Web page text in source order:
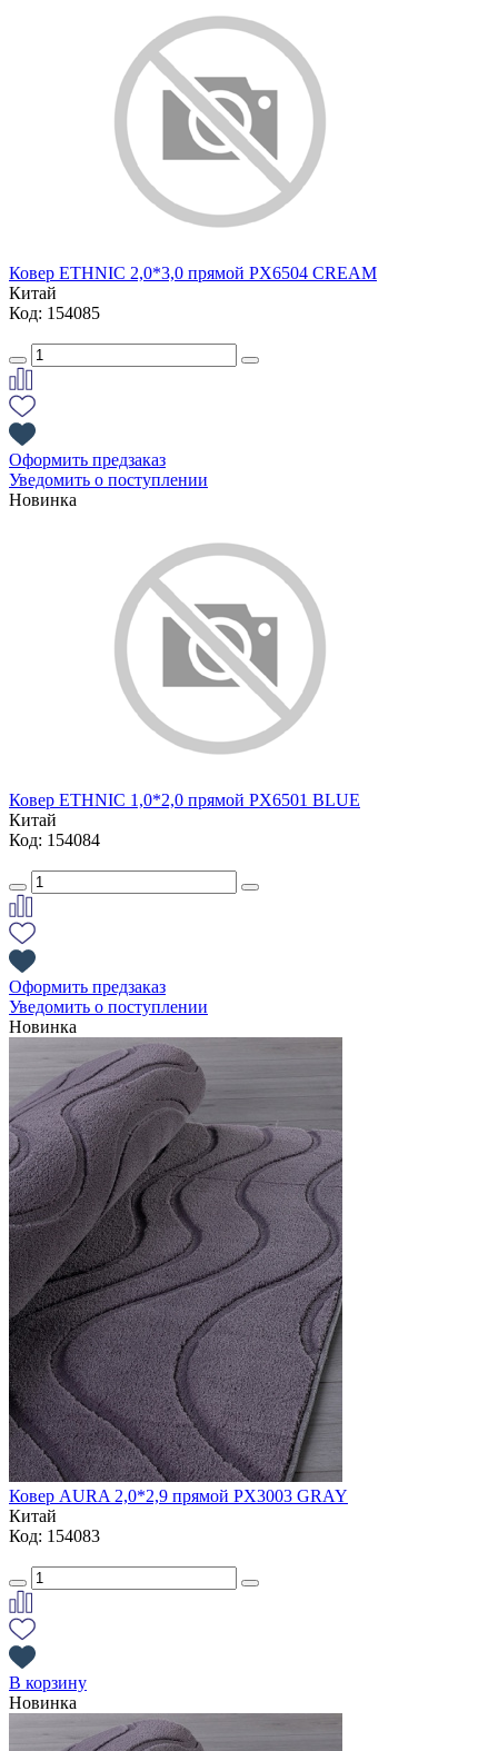
Ковер ETHNIC 2,0*3,0 прямой PX6504 CREAM
Китай
Код: 154085
Оформить предзаказ
Уведомить о поступлении
Новинка
Ковер ETHNIC 1,0*2,0 прямой PX6501 BLUE
Китай
Код: 154084
Оформить предзаказ
Уведомить о поступлении
Новинка
Ковер AURA 2,0*2,9 прямой PX3003 GRAY
Китай
Код: 154083
В корзину
Новинка